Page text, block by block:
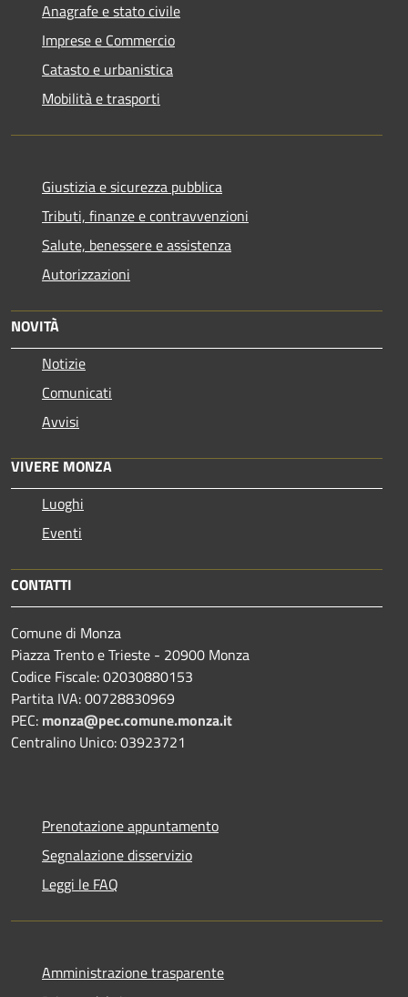
Anagrafe e stato civile
Imprese e Commercio
Catasto e urbanistica
Mobilità e trasporti
Giustizia e sicurezza pubblica
Tributi, finanze e contravvenzioni
Salute, benessere e assistenza
Autorizzazioni
NOVITÀ
Notizie
Comunicati
Avvisi
VIVERE MONZA
Luoghi
Eventi
CONTATTI
Comune di Monza
Piazza Trento e Trieste - 20900 Monza
Codice Fiscale: 02030880153
Partita IVA: 00728830969
PEC: monza@pec.comune.monza.it
Centralino Unico: 03923721
Prenotazione appuntamento
Segnalazione disservizio
Leggi le FAQ
Amministrazione trasparente